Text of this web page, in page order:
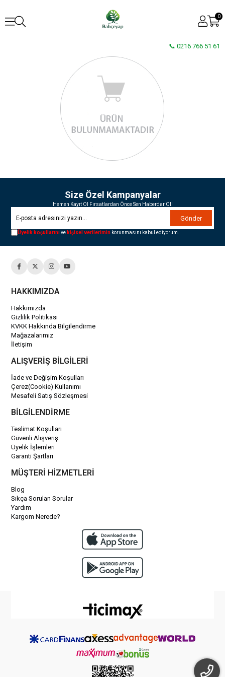
0
📞 0216 766 51 61
Size Özel Kampanyalar
Hemen Kayıt Ol Fırsatlardan Önce Sen Haberdar Ol!
Gönder
Üyelik koşullarınıve kişisel verilerimin korunmasını kabul ediyorum.
HAKKIMIZDA
Hakkımızda
Gizlilik Politikası
KVKK Hakkında Bilgilendirme
Mağazalarımız
İletişim
ALIŞVERİŞ BİLGİLERİ
İade ve Değişim Koşulları
Çerez(Cookie) Kullanımı
Mesafeli Satış Sözleşmesi
BİLGİLENDİRME
Teslimat Koşulları
Güvenli Alışveriş
Üyelik İşlemleri
Garanti Şartları
MÜŞTERİ HİZMETLERİ
Blog
Sıkça Sorulan Sorular
Yardım
Kargom Nerede?